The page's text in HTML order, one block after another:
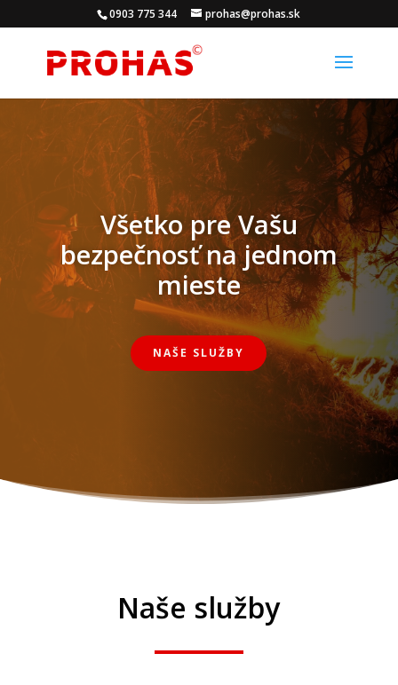
0903 775 344 prohas@prohas.sk
Všetko pre Vašu
bezpečnosť na jednom
mieste
NAŠE SLUŽBY
Naše služby